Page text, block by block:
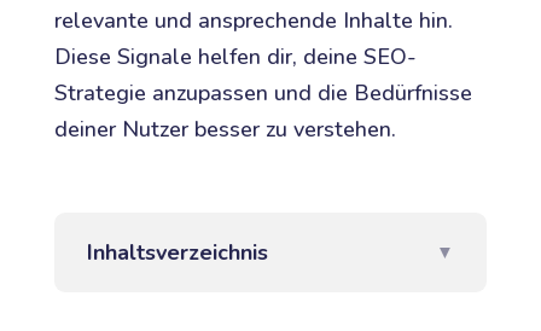
relevante und ansprechende Inhalte hin.
Diese Signale helfen dir, deine SEO-
Strategie anzupassen und die Bedürfnisse
deiner Nutzer besser zu verstehen.
Inhaltsverzeichnis ▼